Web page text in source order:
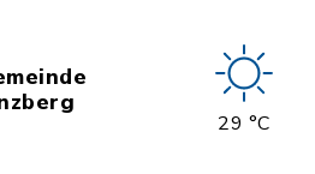
29 °C